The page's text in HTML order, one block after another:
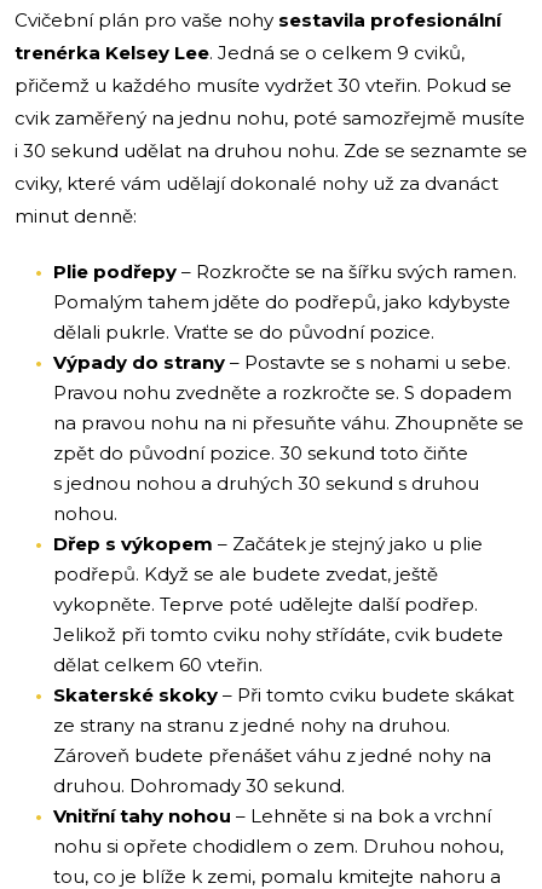
Cvičební plán pro vaše nohy sestavila profesionální
trenérka Kelsey Lee. Jedná se o celkem 9 cviků,
přičemž u každého musíte vydržet 30 vteřin. Pokud se
cvik zaměřený na jednu nohu, poté samozřejmě musíte
i 30 sekund udělat na druhou nohu. Zde se seznamte se
cviky, které vám udělají dokonalé nohy už za dvanáct
minut denně:
Plie podřepy – Rozkročte se na šířku svých ramen.
Pomalým tahem jděte do podřepů, jako kdybyste
dělali pukrle. Vraťte se do původní pozice.
Výpady do strany – Postavte se s nohami u sebe.
Pravou nohu zvedněte a rozkročte se. S dopadem
na pravou nohu na ni přesuňte váhu. Zhoupněte se
zpět do původní pozice. 30 sekund toto čiňte
s jednou nohou a druhých 30 sekund s druhou
nohou.
Dřep s výkopem – Začátek je stejný jako u plie
podřepů. Když se ale budete zvedat, ještě
vykopněte. Teprve poté udělejte další podřep.
Jelikož při tomto cviku nohy střídáte, cvik budete
dělat celkem 60 vteřin.
Skaterské skoky – Při tomto cviku budete skákat
ze strany na stranu z jedné nohy na druhou.
Zároveň budete přenášet váhu z jedné nohy na
druhou. Dohromady 30 sekund.
Vnitřní tahy nohou – Lehněte si na bok a vrchní
nohu si opřete chodidlem o zem. Druhou nohou,
tou, co je blíže k zemi, pomalu kmitejte nahoru a